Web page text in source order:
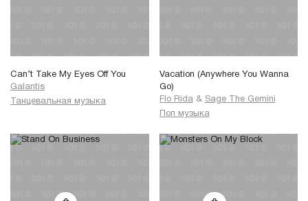
Can’t Take My Eyes Off You
Galantis
Танцевальная музыка
Vacation (Anywhere You Wanna
Go)
Flo Rida & Sage The Gemini
Поп музыка